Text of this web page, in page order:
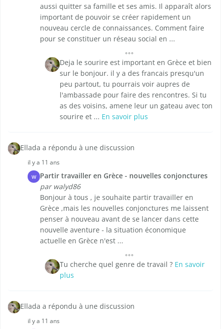
aussi quitter sa famille et ses amis. Il apparaît alors
important de pouvoir se créer rapidement un
nouveau cercle de connaissances. Comment faire
pour se constituer un réseau social en ...
Deja le sourire est important en Grèce et bien
sur le bonjour. il y a des francais presqu'un
peu partout, tu pourrais voir aupres de
l'ambassade pour faire des rencontres. Si tu
as des voisins, amene leur un gateau avec ton
sourire et ... En savoir plus
Ellada a répondu à une discussion
il y a 11 ans
W
Partir travailler en Grèce - nouvelles conjonctures
par walyd86
Bonjour à tous , je souhaite partir travailler en
Grèce ,mais les nouvelles conjonctures me laissent
penser à nouveau avant de se lancer dans cette
nouvelle aventure - la situation économique
actuelle en Grèce n'est ...
Tu cherche quel genre de travail ? En savoir
plus
Ellada a répondu à une discussion
il y a 11 ans